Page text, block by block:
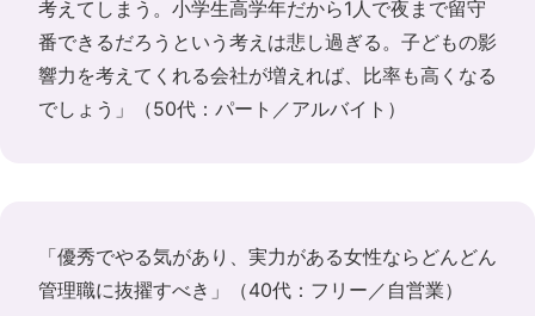
考えてしまう。小学生高学年だから1人で夜まで留守
番できるだろうという考えは悲し過ぎる。子どもの影
響力を考えてくれる会社が増えれば、比率も高くなる
でしょう」（50代：パート／アルバイト）
「優秀でやる気があり、実力がある女性ならどんどん
管理職に抜擢すべき」（40代：フリー／自営業）